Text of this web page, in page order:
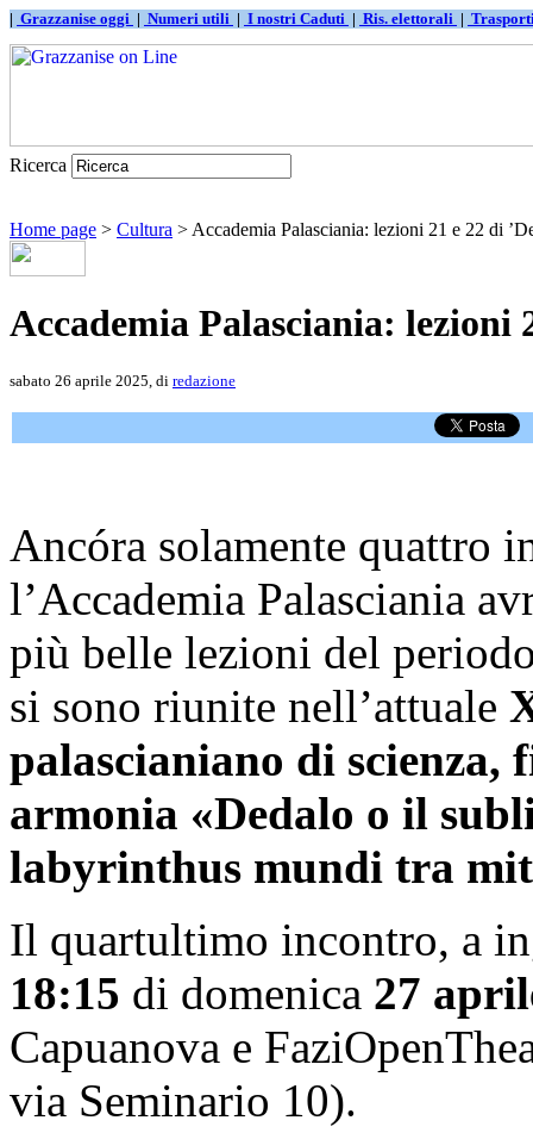
| Grazzanise oggi | Numeri utili | I nostri Caduti | Ris. elettorali |
Ricerca
Home page > Cultura > Accademia Palasciania: lezioni 21 e 22 di
Accademia Palasciania: lezioni
sabato 26 aprile 2025, di redazione
Ancóra solamente quattro
l’Accademia Palasciania
più belle lezioni del
si sono riunite nell’attuale
palascianiano di scienza,
armonia «Dedalo o il
labyrinthus mundi tra
Il quartultimo incontro, a
18:15 di domenica 27
Capuanova e
via Seminario 10).